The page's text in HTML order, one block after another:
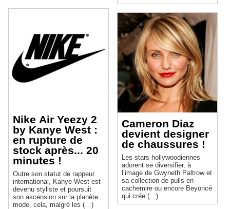
Nike Air Yeezy 2
by Kanye West :
en rupture de
stock après... 20
minutes !
Outre son statut de rappeur
international, Kanye West est
devenu styliste et poursuit
son ascension sur la planète
mode, cela, malgré les (…)
Cameron Diaz
devient designer
de chaussures !
Les stars hollywoodiennes
adorent se diversifier, à
l’image de Gwyneth Paltrow et
sa collection de pulls en
cachemire ou encore Beyoncé
qui crée (…)